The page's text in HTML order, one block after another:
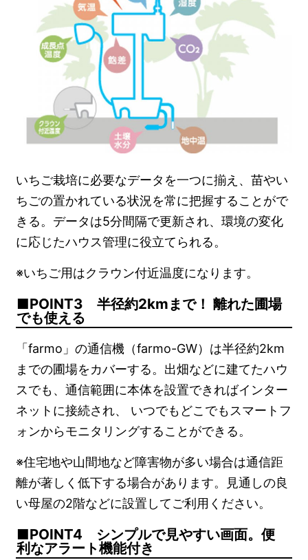
いちご栽培に必要なデータを一つに揃え、苗やい
ちごの置かれている状況を常に把握することがで
きる。データは5分間隔で更新され、環境の変化
に応じたハウス管理に役立てられる。
※いちご用はクラウン付近温度になります。
POINT3 半径約2kmまで！ 離れた圃場
でも使える
「farmo」の通信機（farmo-GW）は半径約2km
までの圃場をカバーする。出畑などに建てたハウ
スでも、通信範囲に本体を設置できればインター
ネットに接続され、 いつでもどこでもスマートフ
ォンからモニタリングすることができる。
※住宅地や山間地など障害物が多い場合は通信距
離が著しく低下する場合があります。見通しの良
い母屋の2階などに設置してご利用ください。
POINT4 シンプルで見やすい画面。便
利なアラート機能付き